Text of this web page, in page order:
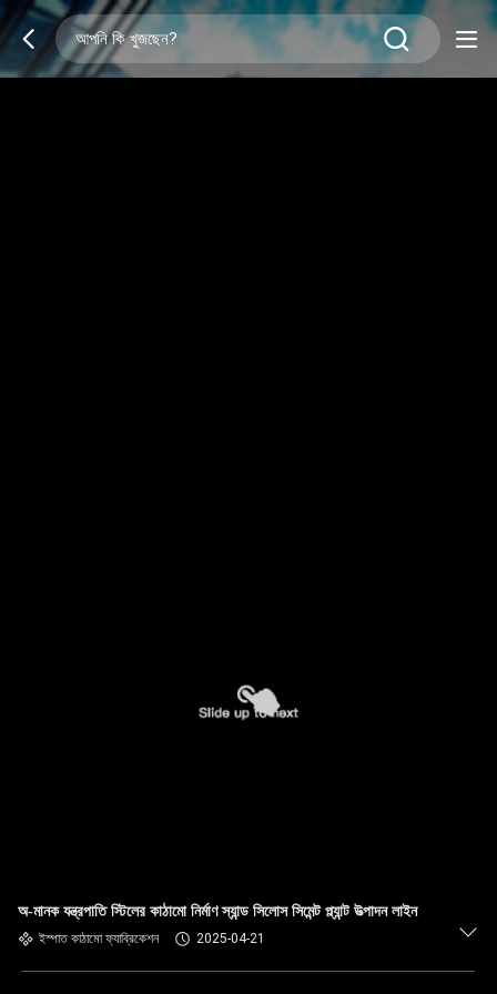
অ-মানক যন্ত্রপাতি স্টিলের কাঠামো নির্মাণ স্যান্ড সিলোস সিমেন্ট প্ল্যান্ট উত্পাদন লাইন
ইস্পাত কাঠামো ফ্যাব্রিকেশন 2025-04-21